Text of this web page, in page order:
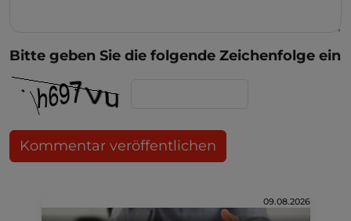
Bitte geben Sie die folgende Zeichenfolge ein
Kommentar veröffentlichen
09.08.2026